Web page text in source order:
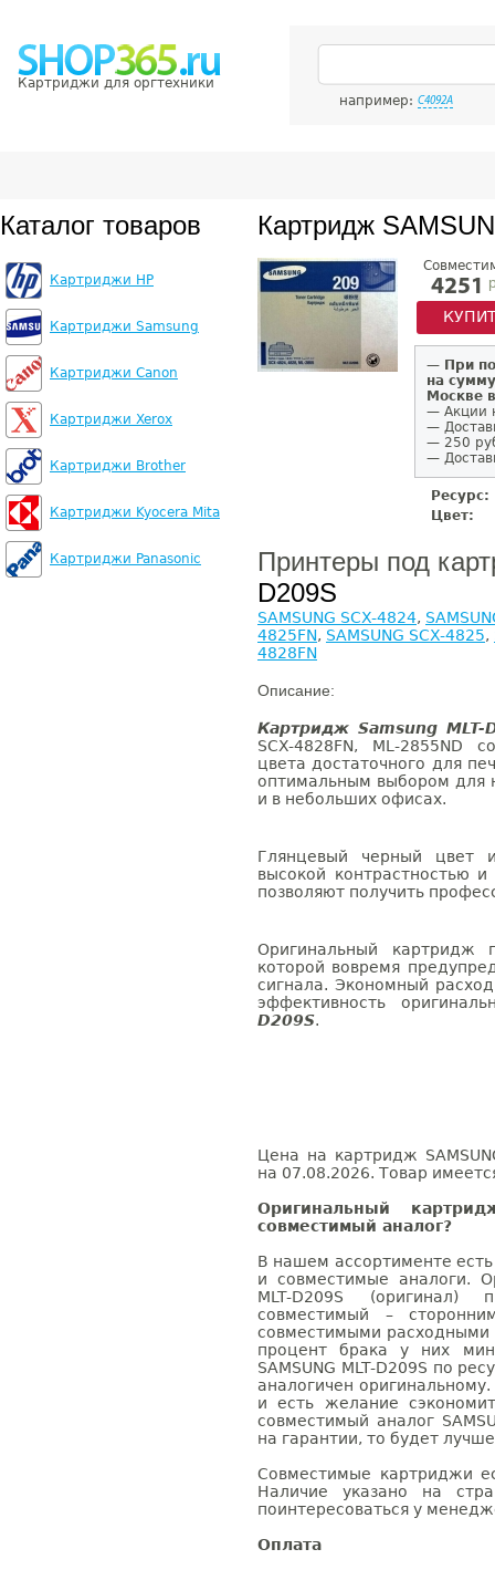
Картриджи для оргтехники
например: C4092A
Каталог товаров
Картриджи HP
Картриджи Samsung
Картриджи Canon
Картриджи Xerox
Картриджи Brother
Картриджи Kyocera Mita
Картриджи Panasonic
Картридж
4251
— При
на
Москве
— Акции
—
— 250
—
Ресурс:
Цвет:
Принтеры под
D209S
SAMSUNG SCX-4824,
4825FN, SAMSUNG SCX-4825,
4828FN
Описание:
Картридж Samsung MLT-
SCX-4828FN, ML-2855ND
цвета достаточного для
оптимальным выбором для
и в небольших офисах.
Глянцевый черный цвет
высокой контрастностью
позволяют получить
Оригинальный картридж
которой вовремя
сигнала. Экономный
эффективность
D209S.
Цена на картридж
на 07.08.2026. Товар
Оригинальный
совместимый аналог?
В нашем ассортименте
и совместимые аналоги.
MLT-D209S (оригинал)
совместимый –
совместимыми расходными
процент брака у них
SAMSUNG MLT-D209S по
аналогичен
и есть желание
совместимый аналог
на гарантии, то будет
Совместимые картриджи
Наличие указано на
поинтересоваться у
Оплата